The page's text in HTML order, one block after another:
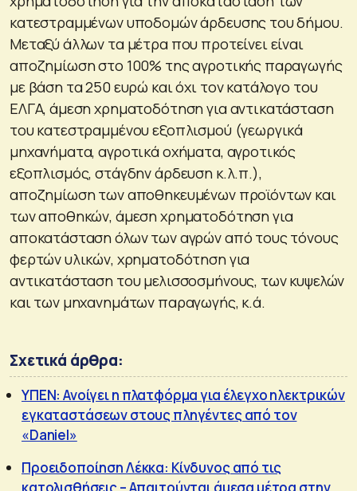
κατεστραμμένων υποδομών άρδευσης του δήμου.
Μεταξύ άλλων τα μέτρα που προτείνει είναι
αποζημίωση στο 100% της αγροτικής παραγωγής
με βάση τα 250 ευρώ και όχι τον κατάλογο του
ΕΛΓΑ, άμεση χρηματοδότηση για αντικατάσταση
του κατεστραμμένου εξοπλισμού (γεωργικά
μηχανήματα, αγροτικά οχήματα, αγροτικός
εξοπλισμός, στάγδην άρδευση κ.λ.π.),
αποζημίωση των αποθηκευμένων προϊόντων και
των αποθηκών, άμεση χρηματοδότηση για
αποκατάσταση όλων των αγρών από τους τόνους
φερτών υλικών, χρηματοδότηση για
αντικατάσταση του μελισσοσμήνους, των κυψελών
και των μηχανημάτων παραγωγής, κ.ά.
Σχετικά άρθρα:
ΥΠΕΝ: Ανοίγει η πλατφόρμα για έλεγχο ηλεκτρικών
εγκαταστάσεων στους πληγέντες από τον
«Daniel»
Προειδοποίηση Λέκκα: Κίνδυνος από τις
κατολισθήσεις – Απαιτούνται άμεσα μέτρα στην